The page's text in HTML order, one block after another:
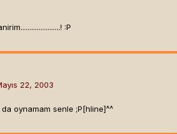
:P
22, 2003
oynamam senle ;P[hline]^^